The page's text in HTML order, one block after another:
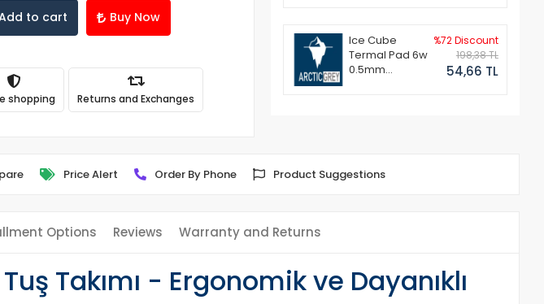
to cart Buy Now
shopping Returns and Exchanges
Ice Cube
Termal Pad 6w
0.5mm
%72 Discount
198,38 TL
54,66 TL
Price Alert Order By Phone Product Suggestions
Options Reviews Warranty and Returns
Takımı - Ergonomik ve Dayanıklı